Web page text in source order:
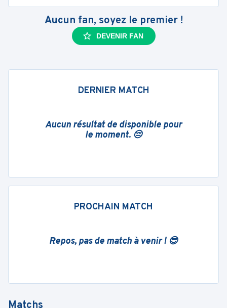
Aucun fan, soyez le premier !
DEVENIR FAN
DERNIER MATCH
Aucun résultat de disponible pour
le moment. 😔
PROCHAIN MATCH
Repos, pas de match à venir ! 😎